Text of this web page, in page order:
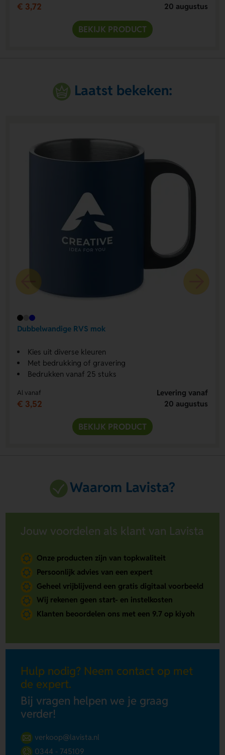
€ 3,72
20 augustus
BEKIJK PRODUCT
Laatst bekeken:
Dubbelwandige RVS mok
Kies uit diverse kleuren
Met bedrukking of gravering
Bedrukken vanaf 25 stuks
Al vanaf
€ 3,52
Levering vanaf
20 augustus
BEKIJK PRODUCT
Waarom Lavista?
Jouw voordelen als klant van Lavista
Onze producten zijn van topkwaliteit
Persoonlijk advies van een expert
Geheel vrijblijvend een gratis digitaal voorbeeld
Wij rekenen geen start- en instelkosten
Klanten beoordelen ons met een 9.7 op kiyoh
Hulp nodig? Neem contact op met
de expert.
Bij vragen helpen we je graag
verder!
verkoop@lavista.nl
0344 - 745109